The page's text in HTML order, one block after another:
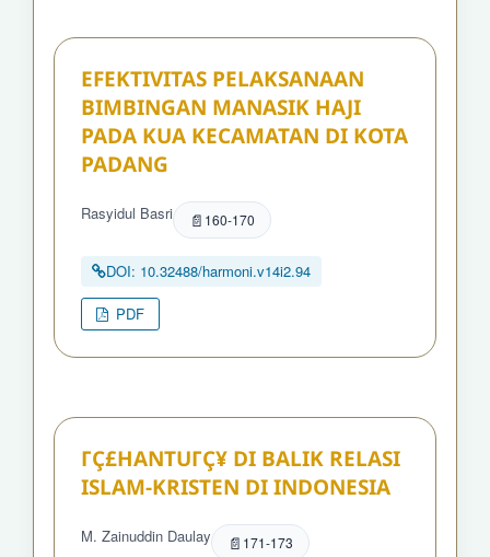
EFEKTIVITAS PELAKSANAAN
BIMBINGAN MANASIK HAJI
PADA KUA KECAMATAN DI KOTA
PADANG
Rasyidul Basri 160-170
DOI: 10.32488/harmoni.v14i2.94
PDF
ΓÇ£HANTUΓÇ¥ DI BALIK RELASI
ISLAM-KRISTEN DI INDONESIA
M. Zainuddin Daulay 171-173